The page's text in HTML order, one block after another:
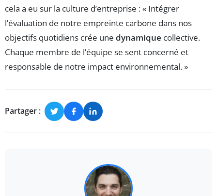
cela a eu sur la culture d’entreprise : « Intégrer
l’évaluation de notre empreinte carbone dans nos
objectifs quotidiens crée une dynamique collective.
Chaque membre de l’équipe se sent concerné et
responsable de notre impact environnemental. »
Partager :